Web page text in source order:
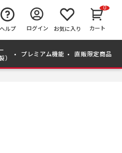
ヘルプ ログイン お気に入り
0
カート
）
プレミアム機能 直販限定商品